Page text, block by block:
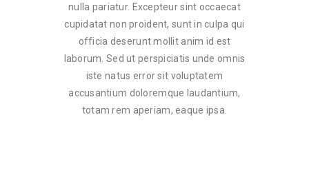
nulla pariatur. Excepteur sint occaecat
cupidatat non proident, sunt in culpa qui
officia deserunt mollit anim id est
laborum. Sed ut perspiciatis unde omnis
iste natus error sit voluptatem
accusantium doloremque laudantium,
totam rem aperiam, eaque ipsa.